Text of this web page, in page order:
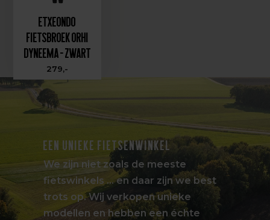
Etxeondo
Fietsbroek Orhi
Dyneema - Zwart
279,-
EEN UNIEKE FIETSENWINKEL
We zijn niet zoals de meeste
fietswinkels … en daar zijn we best
trots op. Wij verkopen unieke
modellen en hebben een échte